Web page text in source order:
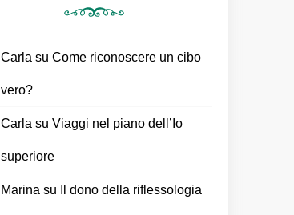
Carla su Come riconoscere un cibo
vero?
Carla su Viaggi nel piano dell’Io
superiore
Marina su Il dono della riflessologia